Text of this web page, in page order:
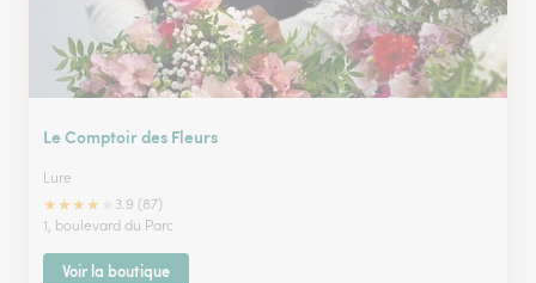
Le Comptoir des Fleurs
Lure
★★★★
3.9 (87)
1, boulevard du Parc
Voir la boutique